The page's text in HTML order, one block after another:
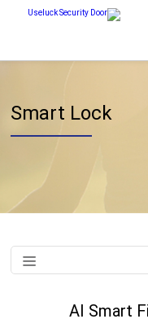
Smart Lock
AI Smart